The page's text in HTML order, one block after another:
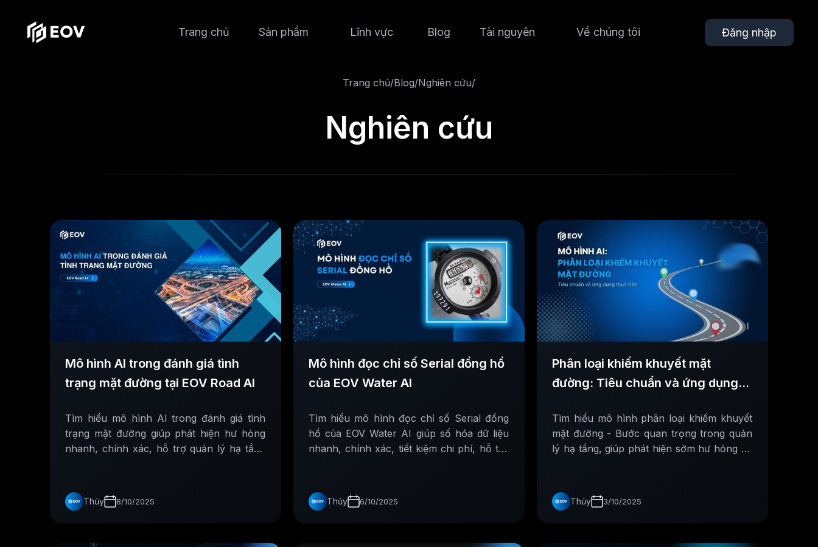
Trang chủ Sản phẩm Lĩnh vực Blog Tài nguyên Về chúng tôi Đăng nhập
Trang chủ/Blog/Nghiên cứu/
Nghiên cứu
Mô hình AI trong đánh giá tình
trạng mặt đường tại EOV Road AI
Tìm hiểu mô hình AI trong đánh giá tình
trạng mặt đường giúp phát hiện hư hỏng
nhanh, chính xác, hỗ trợ quản lý hạ tầng
Thủy 8/10/2025
Mô hình đọc chỉ số Serial đồng hồ
của EOV Water AI
Tìm hiểu mô hình đọc chỉ số Serial đồng
hồ của EOV Water AI giúp số hóa dữ liệu
nhanh, chính xác, tiết kiệm chi phí, hỗ trợ
Thủy 6/10/2025
Phân loại khiếm khuyết mặt
đường: Tiêu chuẩn và ứng dụng
Tìm hiểu mô hình phân loại khiếm khuyết
mặt đường - Bước quan trọng trong quản
lý hạ tầng, giúp phát hiện sớm hư hỏng và
Thủy 3/10/2025